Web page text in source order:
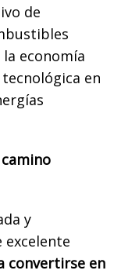
de
economía
en
y
convertirse en